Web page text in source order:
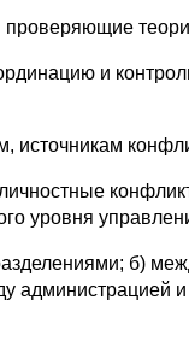
и
источникам
уровня
б)
администрацией